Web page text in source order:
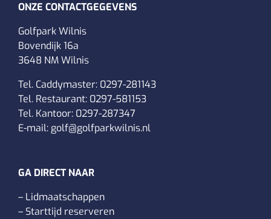
ONZE CONTACTGEGEVENS
Golfpark Wilnis
Bovendijk 16a
3648 NM Wilnis
Tel. Caddymaster: 0297-281143
Tel. Restaurant: 0297-581153
Tel. Kantoor: 0297-287347
E-mail:golf@golfparkwilnis.nl
GA DIRECT NAAR
– Lidmaatschappen
– Starttijd reserveren